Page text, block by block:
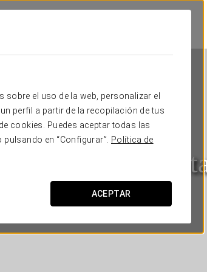
el uso de la web, personalizar el
perfil a partir de la recopilación de tus
cookies. Puedes aceptar todas las
en “Configurar”.
Política de
ACEPTAR
Palacio de la
MÁLAGA